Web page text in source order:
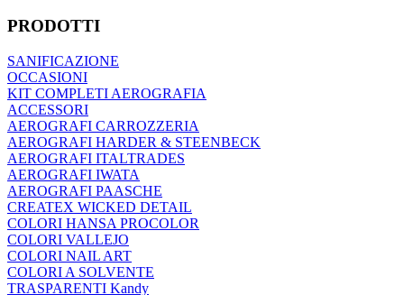
PRODOTTI
SANIFICAZIONE
OCCASIONI
KIT COMPLETI AEROGRAFIA
ACCESSORI
AEROGRAFI CARROZZERIA
AEROGRAFI HARDER & STEENBECK
AEROGRAFI ITALTRADES
AEROGRAFI IWATA
AEROGRAFI PAASCHE
CREATEX WICKED DETAIL
COLORI HANSA PROCOLOR
COLORI VALLEJO
COLORI NAIL ART
COLORI A SOLVENTE
TRASPARENTI Kandy